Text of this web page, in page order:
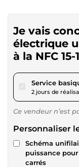
Je vais
électrique
à la NFC 15-
Service
2 jours de
Ce vendeur n’est
Personnaliser
Schéma
puissance
carrés